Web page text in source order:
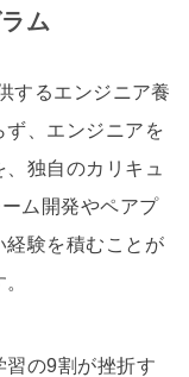
ム
するエンジニア養
ず、エンジニアを
独自のカリキュ
ーム開発やペアプ
経験を積むことが
習の9割が挫折す